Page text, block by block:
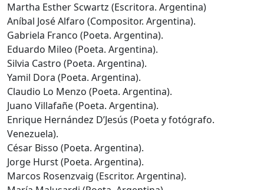
Martha Esther Scwartz (Escritora. Argentina)
Aníbal José Alfaro (Compositor. Argentina).
Gabriela Franco (Poeta. Argentina).
Eduardo Mileo (Poeta. Argentina).
Silvia Castro (Poeta. Argentina).
Yamil Dora (Poeta. Argentina).
Claudio Lo Menzo (Poeta. Argentina).
Juano Villafañe (Poeta. Argentina).
Enrique Hernández D’Jesús (Poeta y fotógrafo.
Venezuela).
César Bisso (Poeta. Argentina).
Jorge Hurst (Poeta. Argentina).
Marcos Rosenzvaig (Escritor. Argentina).